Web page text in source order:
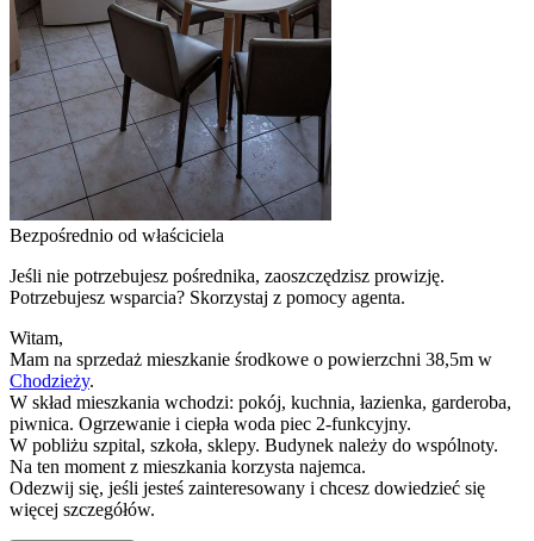
Bezpośrednio od właściciela
Jeśli nie potrzebujesz pośrednika, zaoszczędzisz prowizję.
Potrzebujesz wsparcia? Skorzystaj z pomocy agenta.
Witam,
Mam na sprzedaż mieszkanie środkowe o powierzchni 38,5m w
Chodzieży.
W skład mieszkania wchodzi: pokój, kuchnia, łazienka, garderoba,
piwnica. Ogrzewanie i ciepła woda piec 2-funkcyjny.
W pobliżu szpital, szkoła, sklepy. Budynek należy do wspólnoty.
Na ten moment z mieszkania korzysta najemca.
Odezwij się, jeśli jesteś zainteresowany i chcesz dowiedzieć się
więcej szczegółów.